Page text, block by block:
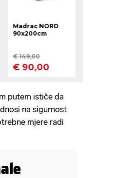
putem ističe da
na sigurnost
mjere radi